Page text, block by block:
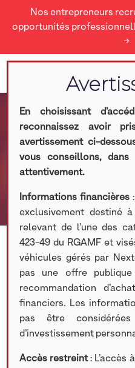
Nos entrepreneurs
opportunités
→
En choisissant
reconnaissez avoir
avertissement ci-
vous conseillons,
attentivement.
Informations financières
exclusivement destiné
relevant de l’une des
423-49 du RGAMF et
véhicules gérés par
pas une offre
recommandation
financiers. Les
pas être
d’investissement
Accès restreint: L’accès